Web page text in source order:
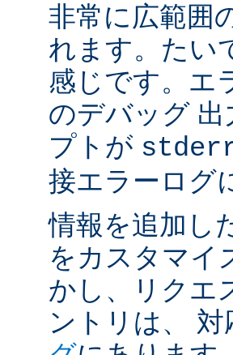
非常に広範囲
れます。たい
感じです。エ
のデバッグ
プトが
接エラーログ
情報を追加し
をカスタマイ
かし、リクエ
ントリは、